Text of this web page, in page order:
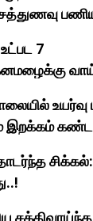
7
உயர்வு
இறக்கம்
சக்திவாய்ந்த